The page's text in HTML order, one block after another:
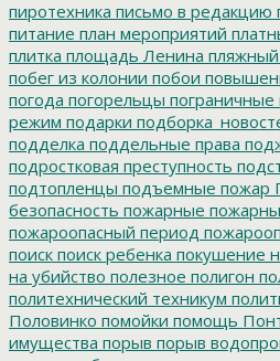
пиротехника письмо в редакцию
питание план мероприятий
плитка площадь Ленина
побег из колонии побои
погода погорельцы пограничные
режим подарки
подделка поддельные права
подростковая преступность
подтопленцы подъемные пожар
безопасность пожарные
пожароопасный период
поиск поиск ребенка покушение
на убийство полезное полигон
политехнический техникум
Половинко помойки помощь
имущества порыв порыв